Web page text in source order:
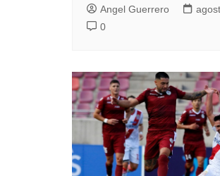
Angel Guerrero
0